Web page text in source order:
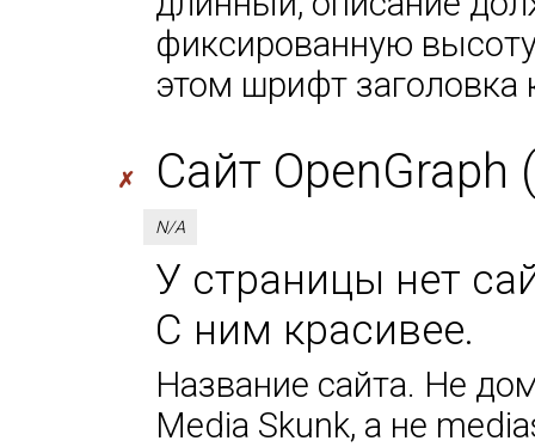
фиксированную
этом шрифт заголовка
✗ Сайт OpenGraph
N/A
У страницы нет
С ним красивее.
Название сайта. Не
Media Skunk, а не